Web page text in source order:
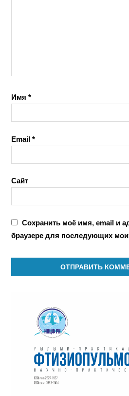
Имя *
Email *
Сайт
Сохранить моё имя, email и
браузере для последующих